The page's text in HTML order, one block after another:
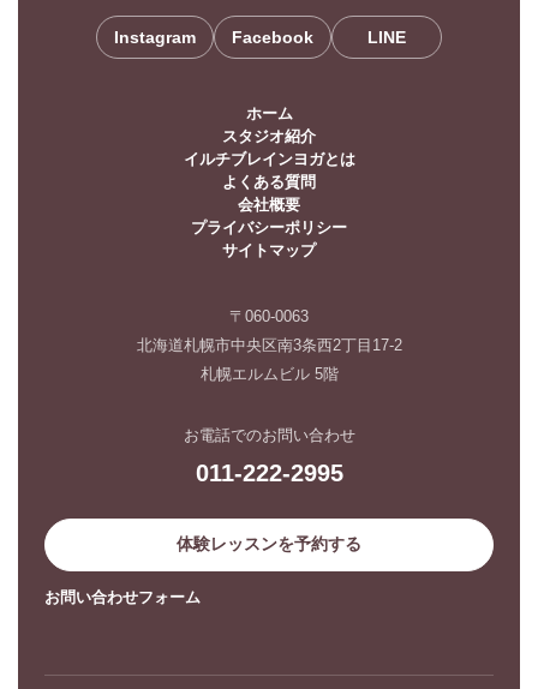
Instagram Facebook LINE
ホーム
スタジオ紹介
イルチブレインヨガとは
よくある質問
会社概要
プライバシーポリシー
サイトマップ
〒060-0063
北海道札幌市中央区南3条西2丁目17-2
札幌エルムビル 5階
お電話でのお問い合わせ
011-222-2995
体験レッスンを予約する
お問い合わせフォーム